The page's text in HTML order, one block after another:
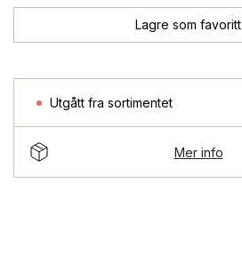
Lagre som favoritt
Utgått fra sortimentet
Mer info